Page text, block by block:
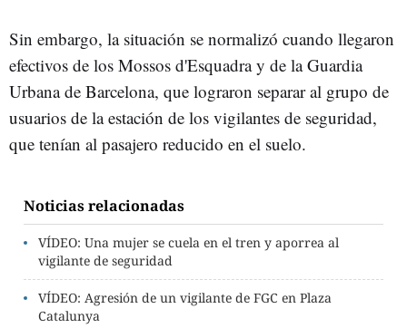
Sin embargo, la situación se normalizó cuando llegaron
efectivos de los Mossos d'Esquadra y de la Guardia
Urbana de Barcelona, que lograron separar al grupo de
usuarios de la estación de los vigilantes de seguridad,
que tenían al pasajero reducido en el suelo.
Noticias relacionadas
VÍDEO: Una mujer se cuela en el tren y aporrea al
vigilante de seguridad
VÍDEO: Agresión de un vigilante de FGC en Plaza
Catalunya